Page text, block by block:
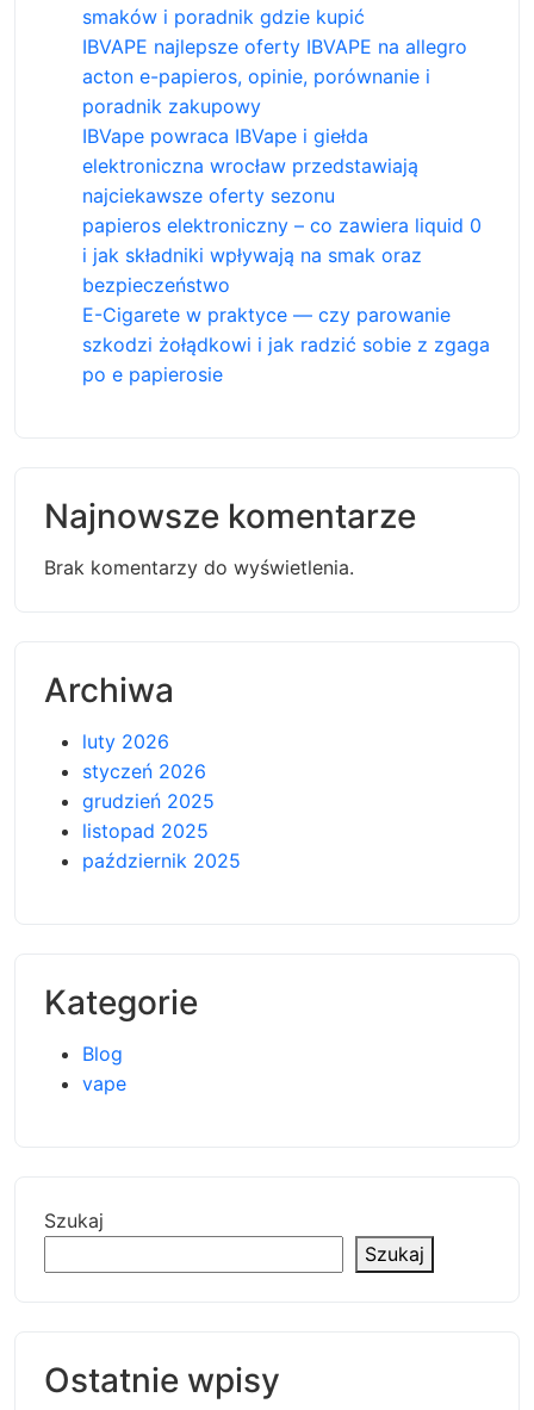
smaków i poradnik gdzie kupić
IBVAPE najlepsze oferty IBVAPE na allegro
acton e-papieros, opinie, porównanie i
poradnik zakupowy
IBVape powraca IBVape i giełda
elektroniczna wrocław przedstawiają
najciekawsze oferty sezonu
papieros elektroniczny – co zawiera liquid 0
i jak składniki wpływają na smak oraz
bezpieczeństwo
E-Cigarete w praktyce — czy parowanie
szkodzi żołądkowi i jak radzić sobie z zgaga
po e papierosie
Najnowsze komentarze
Brak komentarzy do wyświetlenia.
Archiwa
luty 2026
styczeń 2026
grudzień 2025
listopad 2025
październik 2025
Kategorie
Blog
vape
Szukaj
Szukaj
Ostatnie wpisy